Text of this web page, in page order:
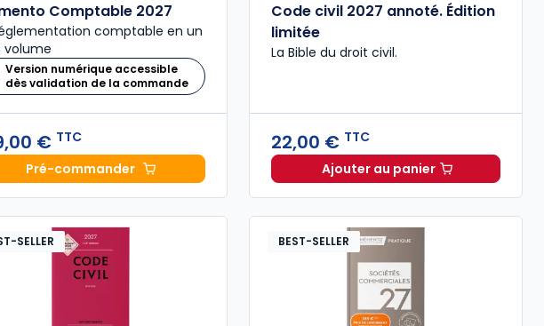
Comptable 2027
comptable en un
volume
Version numérique accessible
dès validation de la commande
€ TTC
Pré-commanderMémento Comptable 2027 à 199,00 € TTC
Code civil 2027 annoté. Édition
limitée
La Bible du droit civil.
22,00 € TTC
Ajouter au panierCode civil 2027 annoté.
SELLER BEST-SELLER